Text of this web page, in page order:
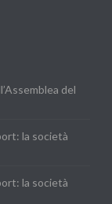
del
la società
la società